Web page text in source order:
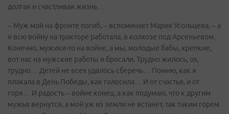
долгая и счастливая жизнь…
– Муж мой на фронте погиб, – вспоминает Мария Усольцева, – а
я всю войну на тракторе работала, в колхозе под Арсеньевом.
Конечно, мужики-то на войне, а мы, молодые бабы, крепкие,
вот нас на мужские работы и бросали. Трудно жилось, ох,
трудно… Детей не всех удалось сберечь… Помню, как я
плакала в День Победы, как голосила… И от счастья, и от
горя… И радость – войне конец, а как подумаю, что к другим
мужья вернутся, а мой уж из земли не встанет, так таким горем